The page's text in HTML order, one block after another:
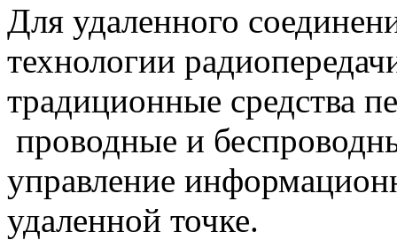
Для удаленного
технологии
традиционные средства
проводные и
управление
удаленной точке.